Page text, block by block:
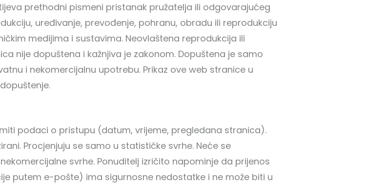
prethodni pismeni pristanak pružatelja ili odgovarajućeg
uređivanje, prevođenje, pohranu, obradu ili reprodukciju
medijima i sustavima. Neovlaštena reprodukcija ili
nije dopuštena i kažnjiva je zakonom. Dopuštena je samo
i nekomercijalnu upotrebu. Prikaz ove web stranice u
podaci o pristupu (datum, vrijeme, pregledana stranica).
Procjenjuju se samo u statističke svrhe. Neće se
svrhe. Ponuditelj izričito napominje da prijenos
putem e-pošte) ima sigurnosne nedostatke i ne može biti u